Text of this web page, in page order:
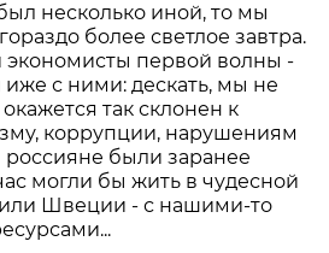
несколько иной, то мы
более светлое завтра.
экономисты первой волны -
с ними: дескать, мы не
так склонен к
коррупции, нарушениям
россияне были заранее
могли бы жить в чудесной
Швеции - с нашими-то